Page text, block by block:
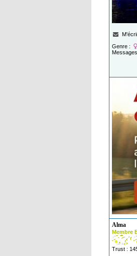
Genre :
Alma
Membre
Trust :